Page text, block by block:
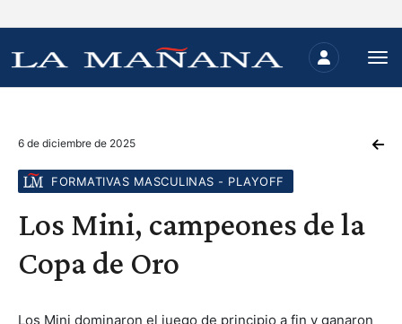
6 de diciembre de 2025
FORMATIVAS MASCULINAS - PLAYOFF
Los Mini, campeones de la
Copa de Oro
Los Mini dominaron el juego de principio a fin y ganaron